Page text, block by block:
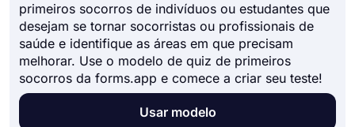
primeiros socorros de indivíduos ou estudantes que
desejam se tornar socorristas ou profissionais de
saúde e identifique as áreas em que precisam
melhorar. Use o modelo de quiz de primeiros
socorros da forms.app e comece a criar seu teste!
Usar modelo